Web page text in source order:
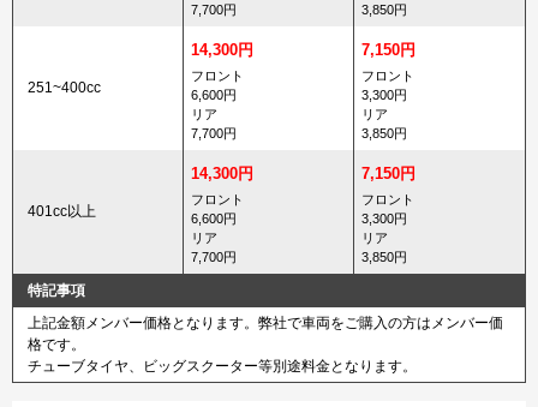
7,700円
3,850円
251~400cc
14,300円
フロント
6,600円
リア
7,700円
7,150円
フロント
3,300円
リア
3,850円
401cc以上
14,300円
フロント
6,600円
リア
7,700円
7,150円
フロント
3,300円
リア
3,850円
特記事項
上記金額メンバー価格となります。弊社で車両をご購入の方はメンバー価
格です。
チューブタイヤ、ビッグスクーター等別途料金となります。